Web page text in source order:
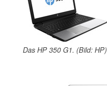
Das HP 350 G1. (Bild: HP)